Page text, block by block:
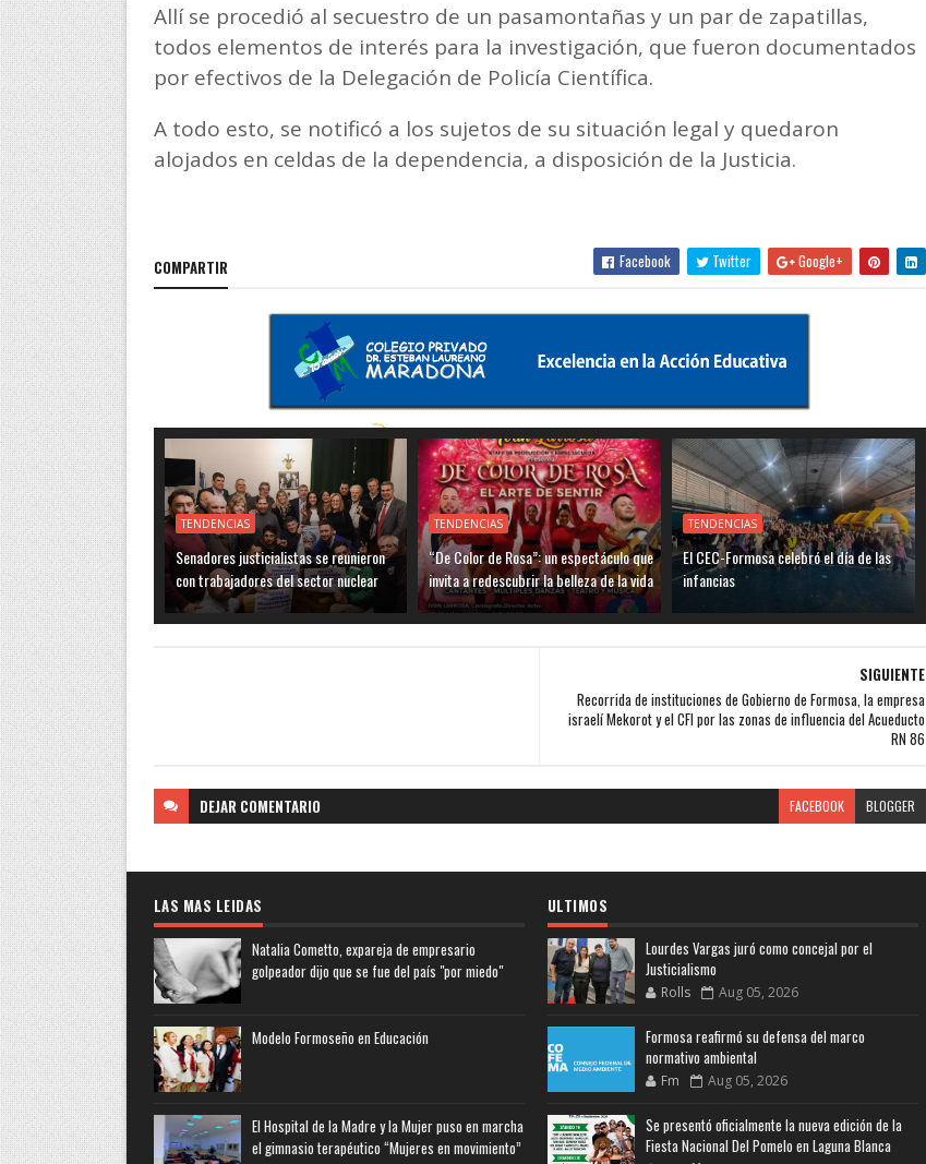
Allí se procedió al secuestro de un pasamontañas y un par de zapatillas,
todos elementos de interés para la investigación, que fueron documentados
por efectivos de la Delegación de Policía Científica.
A todo esto, se notificó a los sujetos de su situación legal y quedaron
alojados en celdas de la dependencia, a disposición de la Justicia.
COMPARTIR Facebook Twitter Google+
TENDENCIAS
Senadores justicialistas se reunieron
con trabajadores del sector nuclear
TENDENCIAS
“De Color de Rosa”: un espectáculo que
invita a redescubrir la belleza de la vida
TENDENCIAS
El CEC-Formosa celebró el día de las
infancias
SIGUIENTE
Recorrida de instituciones de Gobierno de Formosa, la empresa
israelí Mekorot y el CFI por las zonas de influencia del Acueducto
RN 86
DEJAR COMENTARIO FACEBOOK BLOGGER
LAS MAS LEIDAS
Natalia Cometto, expareja de empresario
golpeador dijo que se fue del país "por miedo"
Modelo Formoseño en Educación
El Hospital de la Madre y la Mujer puso en marcha
el gimnasio terapéutico “Mujeres en movimiento”
ULTIMOS
Lourdes Vargas juró como concejal por el
Justicialismo
Rolls Aug 05, 2026
Formosa reafirmó su defensa del marco
normativo ambiental
Fm Aug 05, 2026
Se presentó oficialmente la nueva edición de la
Fiesta Nacional Del Pomelo en Laguna Blanca